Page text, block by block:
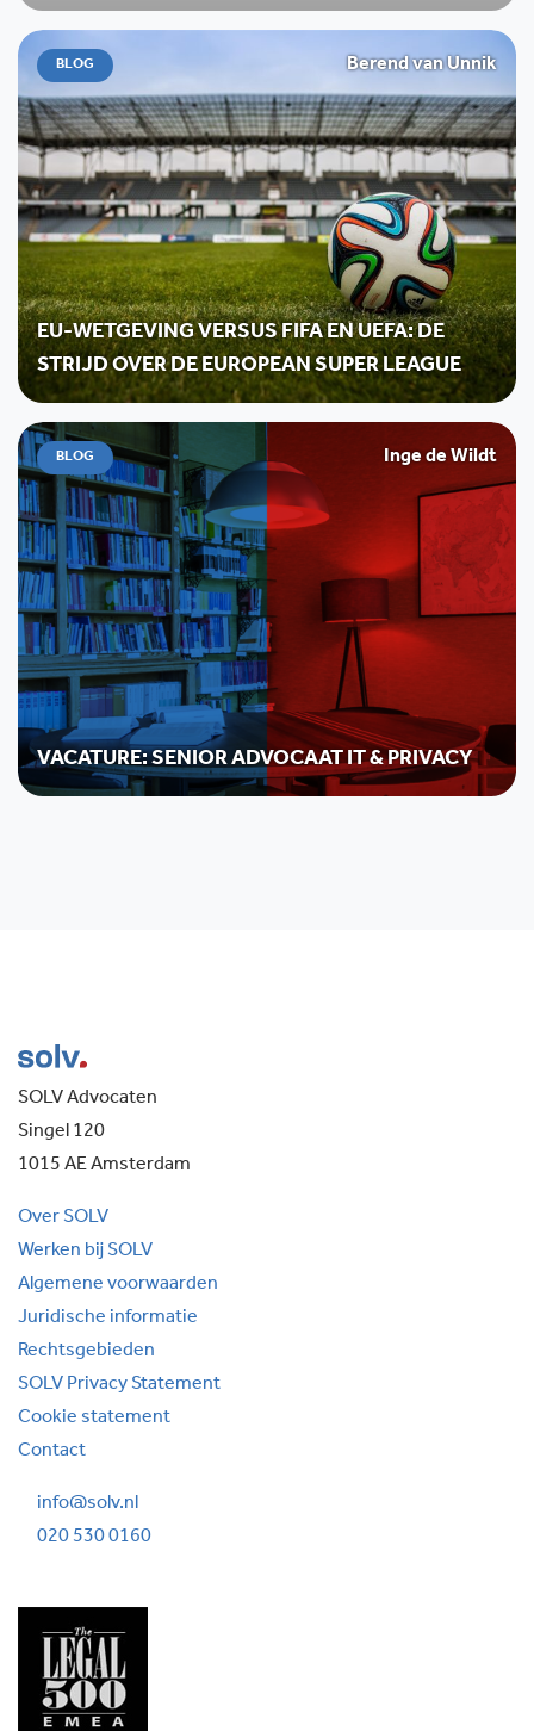
BLOG Berend van Unnik
EU-WETGEVING VERSUS FIFA EN UEFA: DE
STRIJD OVER DE EUROPEAN SUPER LEAGUE
BLOG Inge de Wildt
VACATURE: SENIOR ADVOCAAT IT & PRIVACY
SOLV Advocaten
Singel 120
1015 AE Amsterdam
Over SOLV
Werken bij SOLV
Algemene voorwaarden
Juridische informatie
Rechtsgebieden
SOLV Privacy Statement
Cookie statement
Contact
info@solv.nl
020 530 0160